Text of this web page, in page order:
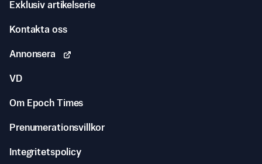
Exklusiv artikelserie
Kontakta oss
Annonsera
VD
Om Epoch Times
Prenumerationsvillkor
Integritetspolicy